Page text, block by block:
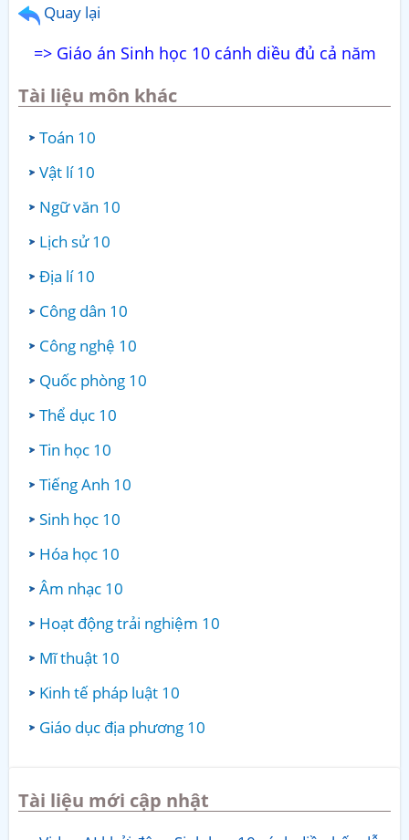
Quay lại
=> Giáo án Sinh học 10 cánh diều đủ cả năm
Tài liệu môn khác
Toán 10
Vật lí 10
Ngữ văn 10
Lịch sử 10
Địa lí 10
Công dân 10
Công nghệ 10
Quốc phòng 10
Thể dục 10
Tin học 10
Tiếng Anh 10
Sinh học 10
Hóa học 10
Âm nhạc 10
Hoạt động trải nghiệm 10
Mĩ thuật 10
Kinh tế pháp luật 10
Giáo dục địa phương 10
Tài liệu mới cập nhật